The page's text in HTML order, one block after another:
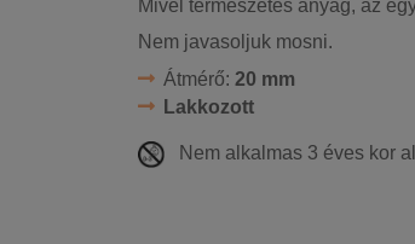
Mivel természetes anyag, az
Nem javasoljuk mosni.
Átmérő: 20 mm
Lakkozott
Nem alkalmas 3 éves kor